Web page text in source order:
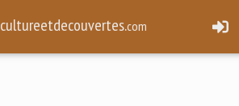
cultureetdecouvertes.com